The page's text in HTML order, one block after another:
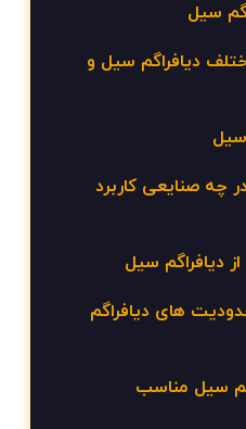
سیل
دیافراگم سیل و
سیل
چه صنایعی کاربرد
از دیافراگم سیل
های دیافراگم
سیل مناسب